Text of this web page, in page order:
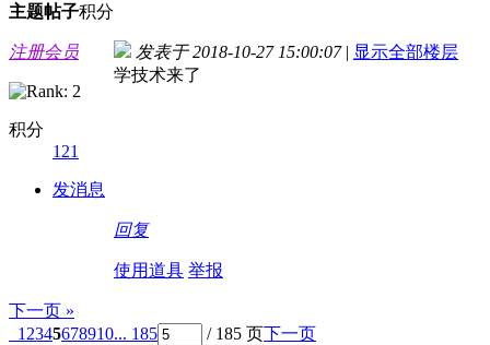
主题帖子积分
注册会员
积分
121
发消息
发表于 2018-10-27 15:00:07 | 显示全部楼层
学技术来了
回复
使用道具 举报
下一页 »
1 2345678910... 185 / 185 页下一页